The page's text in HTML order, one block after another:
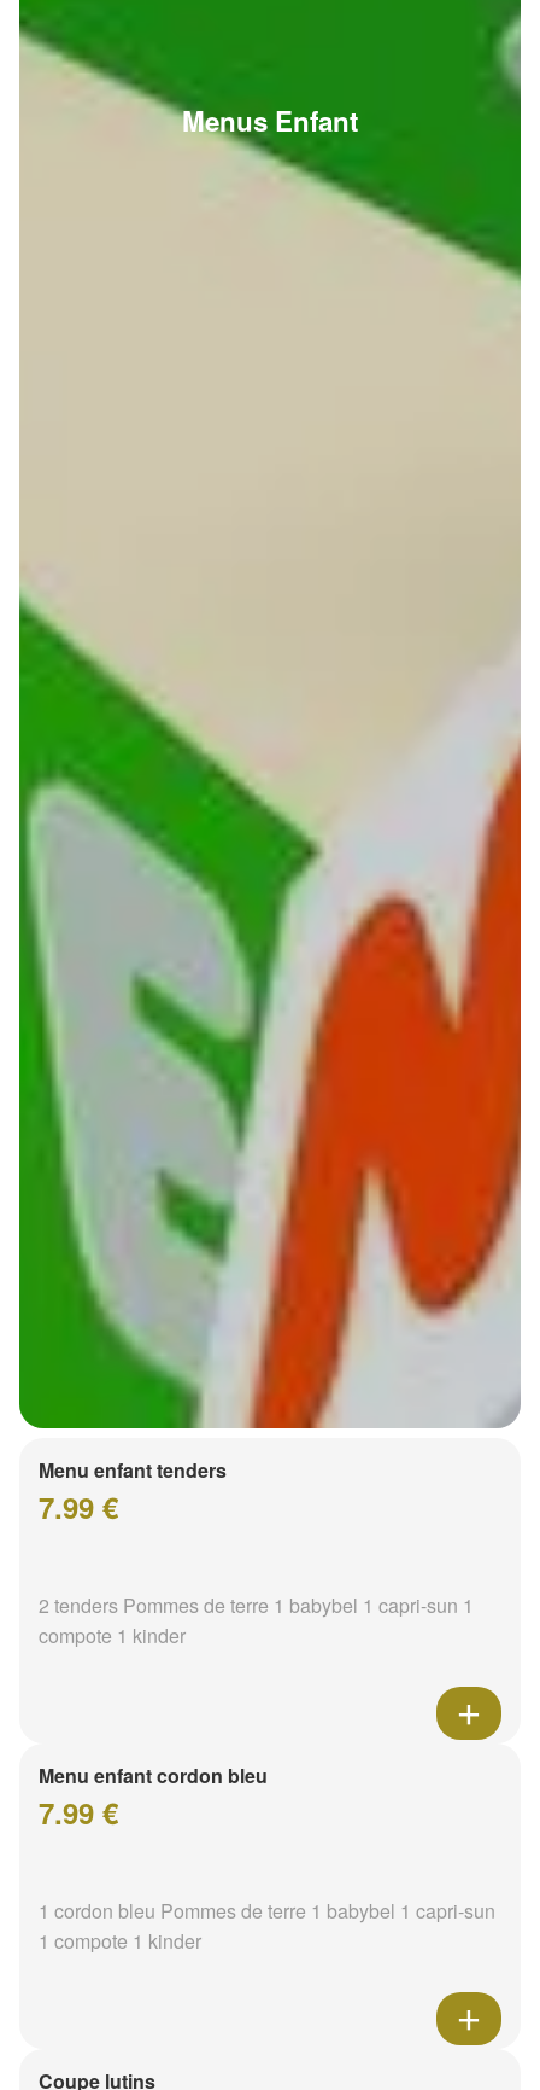
Menus Enfant
Menu enfant tenders
7.99 €
2 tenders Pommes de terre 1 babybel 1 capri-sun 1
compote 1 kinder
Menu enfant cordon bleu
7.99 €
1 cordon bleu Pommes de terre 1 babybel 1 capri-sun
1 compote 1 kinder
Coupe lutins